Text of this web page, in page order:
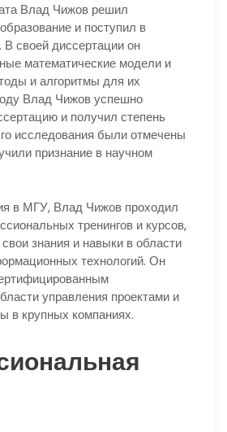
Влад Чижов решил
и поступил в
своей диссертации он
математические модели и
и алгоритмы для их
Влад Чижов успешно
и получил степень
исследования были отмечены
признание в научном
в МГУ, Влад Чижов проходил
тренингов и курсов,
знания и навыки в области
технологий. Он
управления проектами и
в крупных компаниях.